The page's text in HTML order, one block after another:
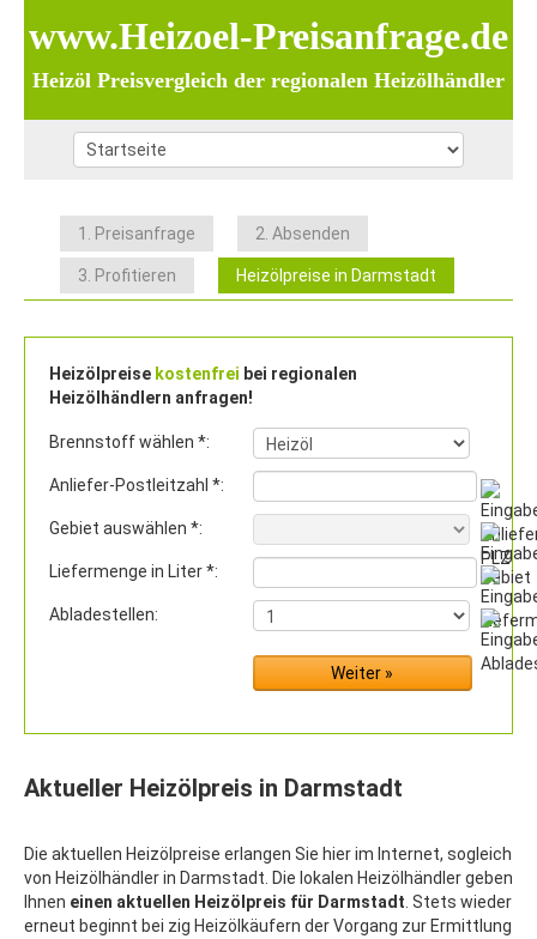
www.Heizoel-Preisanfrage.de
Heizöl Preisvergleich der regionalen Heizölhändler
1. Preisanfrage 2. Absenden
3. Profitieren Heizölpreise in Darmstadt
Heizölpreise kostenfrei bei regionalen
Heizölhändlern anfragen!
Brennstoff wählen *:
Anliefer-Postleitzahl *:
Gebiet auswählen *:
Liefermenge in Liter *:
Abladestellen:
Aktueller Heizölpreis in Darmstadt
Die aktuellen Heizölpreise erlangen Sie hier im Internet, sogleich
von Heizölhändler in Darmstadt. Die lokalen Heizölhändler geben
Ihnen einen aktuellen Heizölpreis für Darmstadt . Stets wieder
erneut beginnt bei zig Heizölkäufern der Vorgang zur Ermittlung